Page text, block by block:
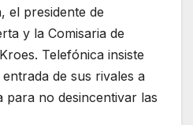
el presidente de
y la Comisaria de
Telefónica insiste
de sus rivales a
para no desincentivar las